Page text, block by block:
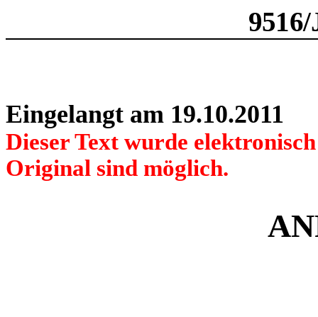
Eingelangt am 19.10.2011
Dieser Text wurde
Original sind möglich.